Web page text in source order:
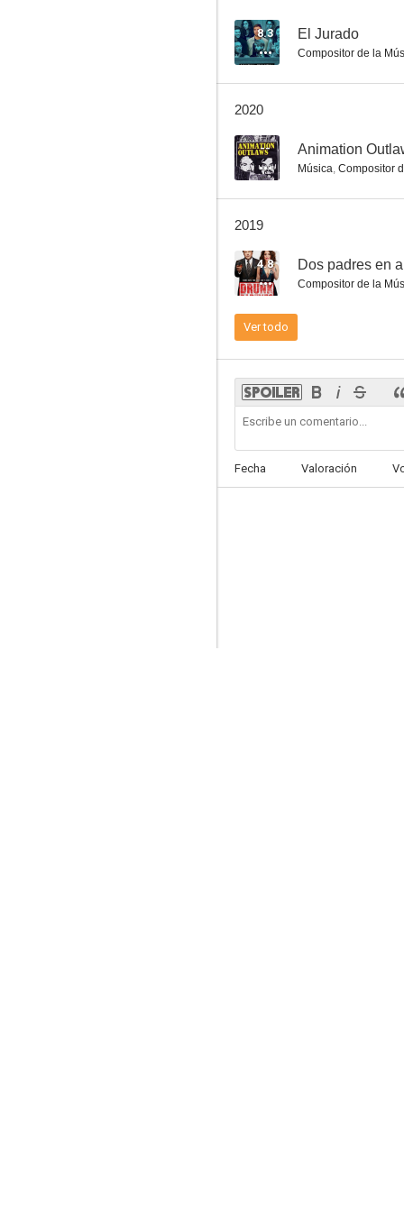
8.3 El Jurado
Compositor de la
2020
-- Animation
Música, Compositor
2019
4.8 Dos padres en
Compositor de la
Ver todo
Fecha Valoración